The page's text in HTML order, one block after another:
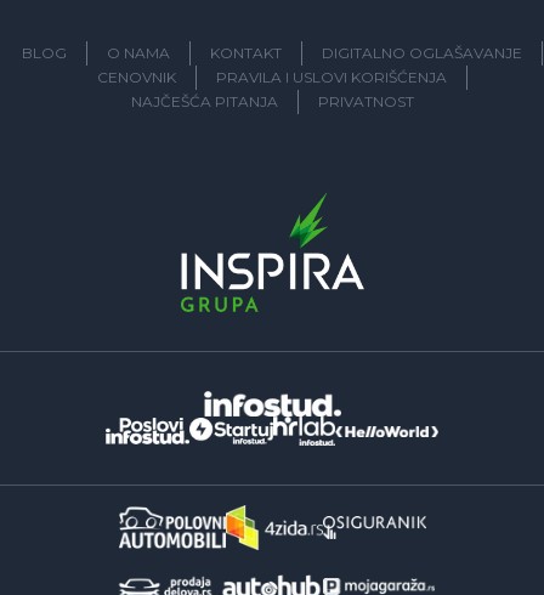
BLOG O NAMA KONTAKT
DIGITALNO OGLAŠAVANJE
CENOVNIK
PRAVILA I USLOVI KORIŠĆENJA
NAJČEŠĆA PITANJA
PRIVATNOST